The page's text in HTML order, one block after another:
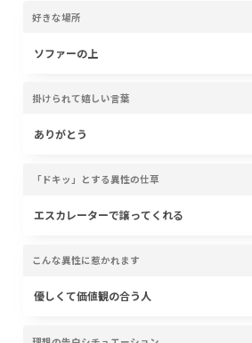
好きな場所
ソファーの上
掛けられて嬉しい言葉
ありがとう
「ドキッ」とする異性の仕草
エスカレーターで譲ってくれる
こんな異性に惹かれます
優しくて価値観の合う人